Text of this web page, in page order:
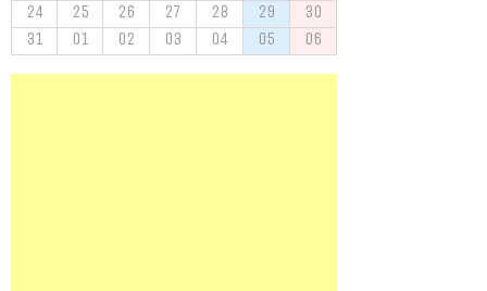
24
25 26 27 28 29
30
31
01 02 03 04 05 06